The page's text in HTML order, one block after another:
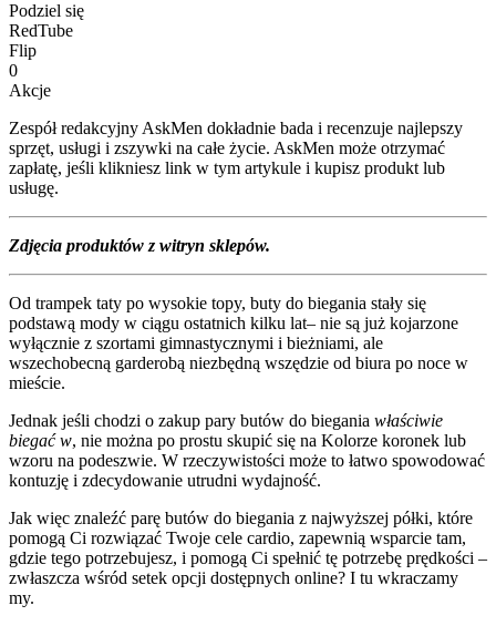
Podziel się
RedTube
Flip
0
Akcje
Zespół redakcyjny AskMen dokładnie bada i recenzuje najlepszy
sprzęt, usługi i zszywki na całe życie. AskMen może otrzymać
zapłatę, jeśli klikniesz link w tym artykule i kupisz produkt lub
usługę.
Zdjęcia produktów z witryn sklepów.
Od trampek taty po wysokie topy, buty do biegania stały się
podstawą mody w ciągu ostatnich kilku lat– nie są już kojarzone
wyłącznie z szortami gimnastycznymi i bieżniami, ale
wszechobecną garderobą niezbędną wszędzie od biura po noce w
mieście.
Jednak jeśli chodzi o zakup pary butów do biegania właściwie
biegać w, nie można po prostu skupić się na Kolorze koronek lub
wzoru na podeszwie. W rzeczywistości może to łatwo spowodować
kontuzję i zdecydowanie utrudni wydajność.
Jak więc znaleźć parę butów do biegania z najwyższej półki, które
pomogą Ci rozwiązać Twoje cele cardio, zapewnią wsparcie tam,
gdzie tego potrzebujesz, i pomogą Ci spełnić tę potrzebę prędkości –
zwłaszcza wśród setek opcji dostępnych online? I tu wkraczamy
my.